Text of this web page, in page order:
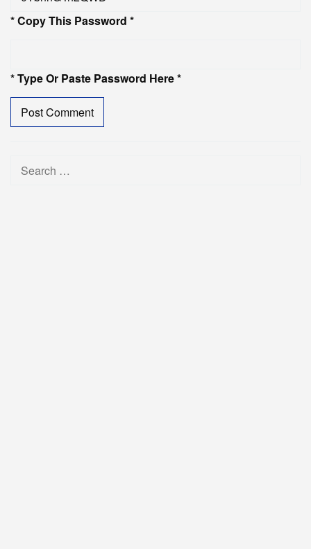
* Copy This Password *
* Type Or Paste Password Here *
Search